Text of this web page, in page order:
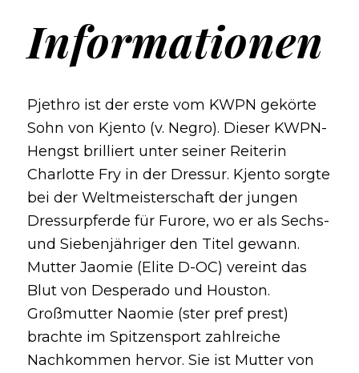
Informationen
Pjethro ist der erste vom KWPN gekörte
Sohn von Kjento (v. Negro). Dieser KWPN-
Hengst brilliert unter seiner Reiterin
Charlotte Fry in der Dressur. Kjento sorgte
bei der Weltmeisterschaft der jungen
Dressurpferde für Furore, wo er als Sechs-
und Siebenjähriger den Titel gewann.
Mutter Jaomie (Elite D-OC) vereint das
Blut von Desperado und Houston.
Großmutter Naomie (ster pref prest)
brachte im Spitzensport zahlreiche
Nachkommen hervor. Sie ist Mutter von